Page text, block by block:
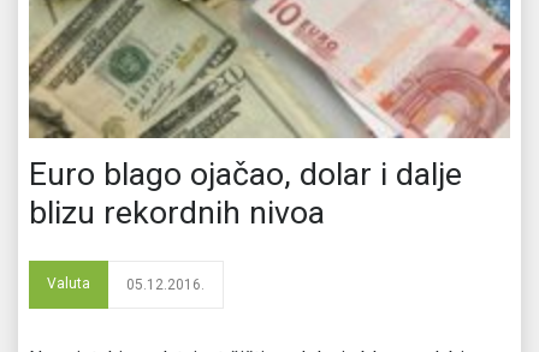
Euro blago ojačao, dolar i dalje
blizu rekordnih nivoa
Valuta 05.12.2016.